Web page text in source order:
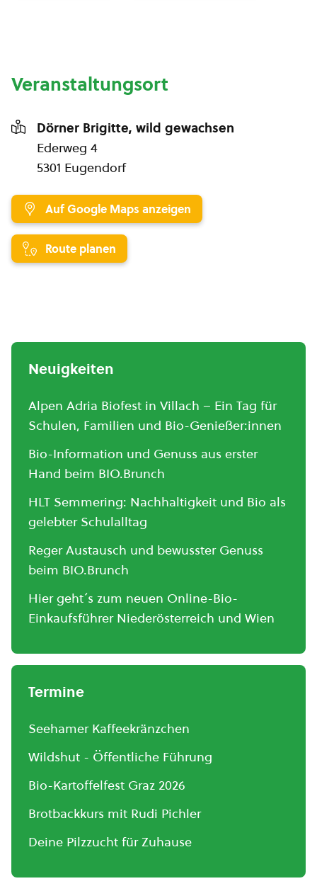
Veranstaltungsort
Dörner Brigitte, wild gewachsen
Ederweg 4
5301 Eugendorf
Auf Google Maps anzeigen
Route planen
Neuigkeiten
Alpen Adria Biofest in Villach – Ein Tag für
Schulen, Familien und Bio-Genießer:innen
Bio-Information und Genuss aus erster
Hand beim BIO.Brunch
HLT Semmering: Nachhaltigkeit und Bio als
gelebter Schulalltag
Reger Austausch und bewusster Genuss
beim BIO.Brunch
Hier geht´s zum neuen Online-Bio-
Einkaufsführer Niederösterreich und Wien
Termine
Seehamer Kaffeekränzchen
Wildshut - Öffentliche Führung
Bio-Kartoffelfest Graz 2026
Brotbackkurs mit Rudi Pichler
Deine Pilzzucht für Zuhause